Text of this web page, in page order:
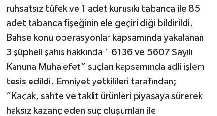
ruhsatsız tüfek ve 1 adet kurusıkı tabanca ile 85
adet tabanca fişeğinin ele geçirildiği bildirildi.
Bahse konu operasyonlar kapsamında yakalanan
3 şüpheli şahıs hakkında “ 6136 ve 5607 Sayılı
Kanuna Muhalefet” suçları kapsamında adli işlem
tesis edildi. Emniyet yetkilileri tarafından;
“Kaçak, sahte ve taklit ürünleri piyasaya sürerek
haksız kazanç eden suç oluşumları ile